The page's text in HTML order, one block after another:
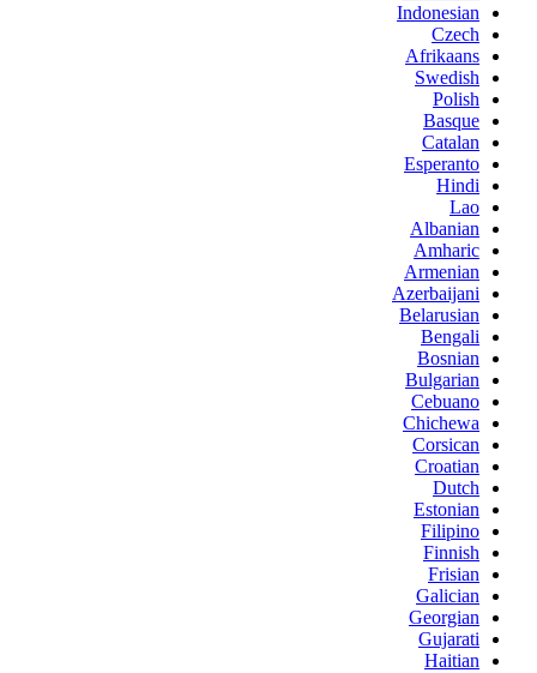
Indonesian
Czech
Afrikaans
Swedish
Polish
Basque
Catalan
Esperanto
Hindi
Lao
Albanian
Amharic
Armenian
Azerbaijani
Belarusian
Bengali
Bosnian
Bulgarian
Cebuano
Chichewa
Corsican
Croatian
Dutch
Estonian
Filipino
Finnish
Frisian
Galician
Georgian
Gujarati
Haitian